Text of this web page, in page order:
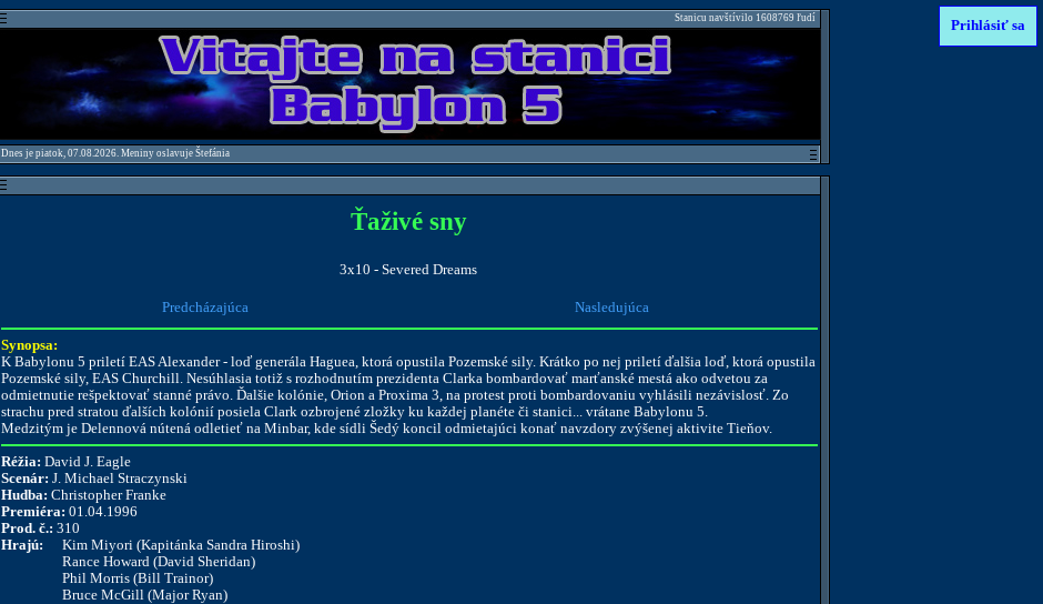
Stanicu navštívilo 1608769 ľudí
Dnes je piatok, 07.08.2026. Meniny oslavuje Štefánia
Prihlásiť sa
Ťaživé sny
3x10 - Severed Dreams
Predcházajúca Nasledujúca
Synopsa:
K Babylonu 5 priletí EAS Alexander - loď generála Haguea, ktorá opustila Pozemské sily. Krátko po nej priletí ďalšia loď, ktorá opustila
Pozemské sily, EAS Churchill. Nesúhlasia totiž s rozhodnutím prezidenta Clarka bombardovať marťanské mestá ako odvetou za
odmietnutie rešpektovať stanné právo. Ďalšie kolónie, Orion a Proxima 3, na protest proti bombardovaniu vyhlásili nezávislosť. Zo
strachu pred stratou ďalších kolónií posiela Clark ozbrojené zložky ku každej planéte či stanici... vrátane Babylonu 5.
Medzitým je Delennová nútená odletieť na Minbar, kde sídli Šedý koncil odmietajúci konať navzdory zvýšenej aktivite Tieňov.
Réžia: David J. Eagle
Scenár: J. Michael Straczynski
Hudba: Christopher Franke
Premiéra: 01.04.1996
Prod. č.: 310
Hrajú:
Kim Miyori (Kapitánka Sandra Hiroshi)
Rance Howard (David Sheridan)
Phil Morris (Bill Trainor)
Bruce McGill (Major Ryan)